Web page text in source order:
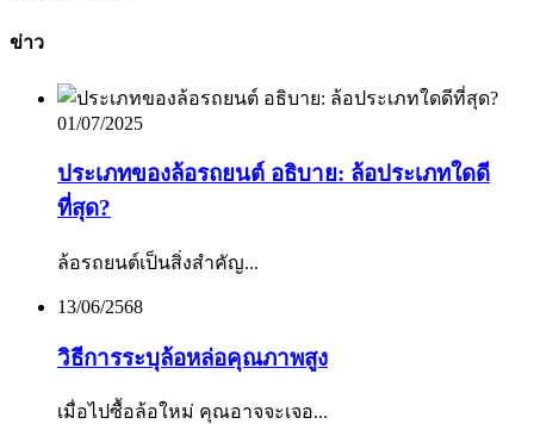
ข่าว
01/07/2025
ประเภทของล้อรถยนต์ อธิบาย: ล้อประเภทใดดี
ที่สุด?
ล้อรถยนต์เป็นสิ่งสำคัญ...
13/06/2568
วิธีการระบุล้อหล่อคุณภาพสูง
เมื่อไปซื้อล้อใหม่ คุณอาจจะเจอ...